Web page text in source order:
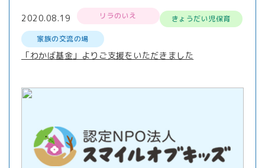
2020.08.19 リラのいえ
きょうだい児保育
家族の交流の場
「わかば基金」よりご支援をいただきました